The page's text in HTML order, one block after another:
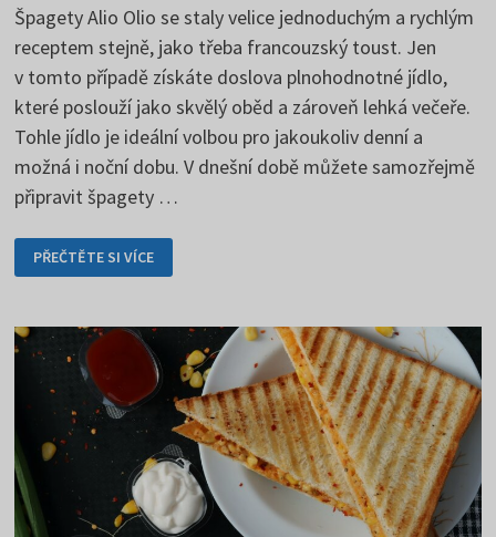
Špagety Alio Olio se staly velice jednoduchým a rychlým
receptem stejně, jako třeba francouzský toust. Jen
v tomto případě získáte doslova plnohodnotné jídlo,
které poslouží jako skvělý oběd a zároveň lehká večeře.
Tohle jídlo je ideální volbou pro jakoukoliv denní a
možná i noční dobu. V dnešní době můžete samozřejmě
připravit špagety …
ŠPAGETY
ALIO
OLIO
KAŽDÝ
PŘEČTĚTE SI VÍCE